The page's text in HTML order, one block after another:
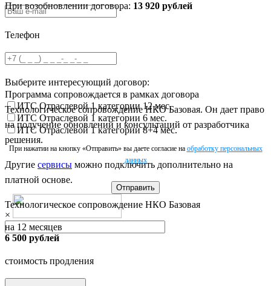
Телефон
Выберите интересующий договор:
ИТС Отраслевой 1 категории 12 мес.
ИТС Отраслевой 1 категории 6 мес.
ИТС Отраслевой 1 категории 8+4 мес.
При нажатии на кнопку «Отправить» вы даете согласие на обработку персональных
данных
Отправить
×
При возобновлении договора: 13 920 рублей
Программа сопровождается в рамках договора
Технологическое сопровождение НКО Базовая. Он дает право
на получение обновлений и консультаций от разработчика
решения.
Другие сервисы можно подключить дополнительно на
платной основе.
Технологическое сопровождение НКО Базовая
на 12 месяцев
6 500 рублей
стоимость продления